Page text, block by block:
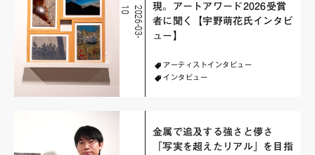
2
0
2
6
-
0
3
-
1
0
現。アートアワード2026受賞
者に聞く【宇野萌花氏インタビ
ュー】
アーティストインタビュー
インタビュー
金属で追及する強さと儚さ
「写実を超えたリアル」を目指